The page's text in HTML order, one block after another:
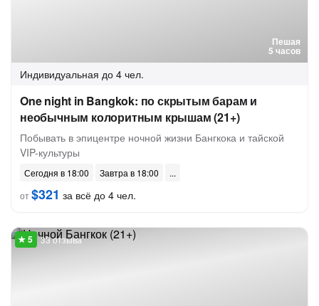
Пешая
5 часов
Индивидуальная до 4 чел.
One night in Bangkok: по скрытым барам и
необычным колоритным крышам (21+)
Побывать в эпицентре ночной жизни Бангкока и тайской
VIP-культуры
Сегодня в 18:00
Завтра в 18:00
от$321 за всё до 4 чел.
33 отзыва